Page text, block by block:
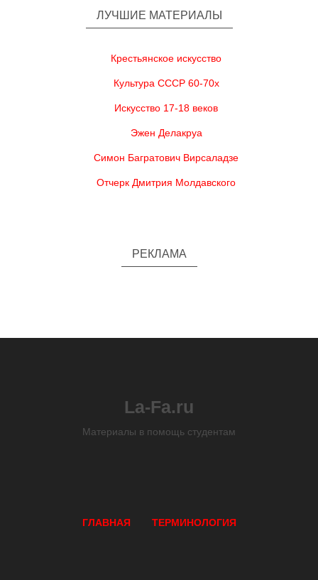
ЛУЧШИЕ МАТЕРИАЛЫ
Крестьянское искусство
Культура СССР 60-70х
Искусство 17-18 веков
Эжен Делакруа
Симон Багратович Вирсаладзе
Отчерк Дмитрия Молдавского
РЕКЛАМА
La-Fa.ru
Материалы в помощь студентам
ГЛАВНАЯ ТЕРМИНОЛОГИЯ